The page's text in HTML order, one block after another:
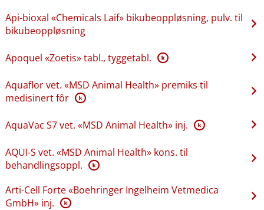
Api-bioxal «Chemicals Laif» bikubeoppløsning, pulv. til
bikubeoppløsning
Apoquel «Zoetis» tabl., tyggetabl. K
Aquaflor vet. «MSD Animal Health» premiks til
medisinert fôr K
AquaVac S7 vet. «MSD Animal Health» inj. K
AQUI-S vet. «MSD Animal Health» kons. til
behandlingsoppl. K
Arti-Cell Forte «Boehringer Ingelheim Vetmedica
GmbH» inj. K